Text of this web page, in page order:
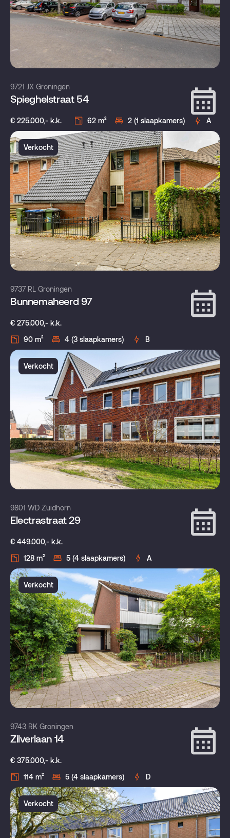
9721 JX Groningen
Spieghelstraat 54
€ 225.000,- k.k. 62 m² 2 (1 slaapkamers) A
Verkocht
9737 RL Groningen
Bunnemaheerd 97
€ 275.000,- k.k.
90 m²
4 (3 slaapkamers) B
Verkocht
9801 WD Zuidhorn
Electrastraat 29
€ 449.000,- k.k.
128 m²
5 (4 slaapkamers) A
Verkocht
9743 RK Groningen
Zilverlaan 14
€ 375.000,- k.k.
114 m²
5 (4 slaapkamers) D
Verkocht